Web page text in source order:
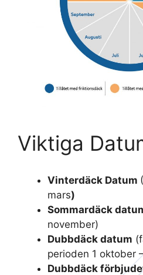
Viktiga
Vinterdäck Datum
mars)
Sommardäck
november)
Dubbdäck datum
perioden 1 oktober
Dubbdäck